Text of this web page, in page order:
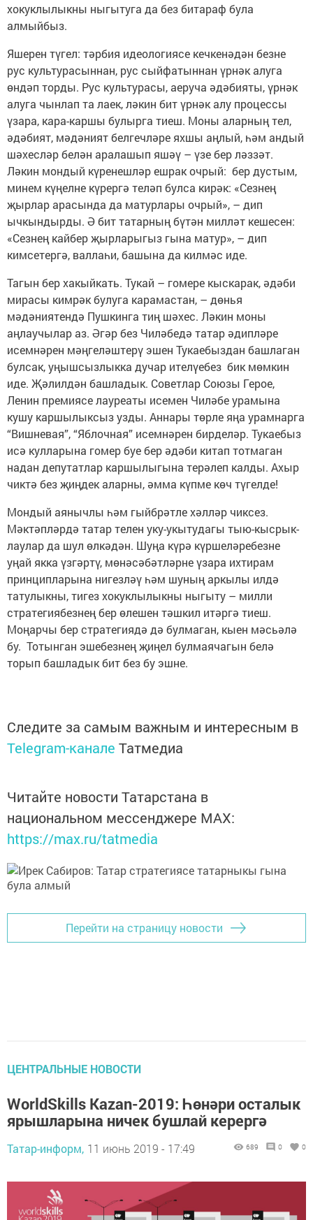
хокуклылыкны ныгытуга да без битараф була
алмыйбыз.
Яшерен түгел: тәрбия идеологиясе кечкенәдән безне
рус культурасыннан, рус сыйфатыннан үрнәк алуга
өндәп торды. Рус культурасы, аеруча әдәбияты, үрнәк
алуга чынлап та лаек, ләкин бит үрнәк алу процессы
үзара, кара-каршы булырга тиеш. Моны аларның тел,
әдәбият, мәдәният белгечләре яхшы аңлый, һәм андый
шәхесләр белән аралашып яшәү – үзе бер ләззәт.
Ләкин мондый күренеш­ләр ешрак очрый: бер дустым,
минем күңелне күрергә теләп булса кирәк: «Сезнең
җырлар арасында да матурлары очрый», – дип
ычкындырды. Ә бит татарның бүтән милләт кешесен:
«Сезнең кайбер җырларыгыз гына матур», – дип
кимсетергә, валлаһи, башына да килмәс иде.
Тагын бер хакыйкать. Тукай – гомере кыскарак, әдәби
мирасы кимрәк булуга карамастан, – дөнья
мәдәниятендә Пушкинга тиң шәхес. Ләкин моны
аңлаучылар аз. Әгәр без Чиләбедә татар әдипләре
исемнәрен мәңгеләштерү эшен Тукаебыздан башлаган
булсак, уңышсызлыкка дучар ителүебез бик мөмкин
иде. Җәлилдән башладык. Советлар Союзы Герое,
Ленин премиясе лауреаты исемен Чиләбе урамына
кушу каршылыксыз узды. Аннары төрле яңа урамнарга
“Вишневая”, “Яблочная” исемнәрен бирделәр. Тукаебыз
исә кулларына гомер буе бер әдәби китап тотмаган
надан депутатлар каршылыгына терәлеп калды. Ахыр
чиктә без җиңдек аларны, әмма күпме көч түгелде!
Мондый аянычлы һәм гыйб­рәтле хәлләр чиксез.
Мәктәп­ләрдә татар телен уку-укытудагы тыю-кысрык­
лаулар да шул өлкәдән. Шуңа күрә күршеләребезне
уңай якка үзгәртү, мөнәсәбәтләрне үзара ихтирам
принципларына нигезләү һәм шуның аркылы илдә
татулыкны, тигез хокуклылыкны ныгыту – милли
стратегиябезнең бер өлешен тәшкил итәргә тиеш.
Моңарчы бер стратегиядә дә булмаган, кыен мәсьәлә
бу. Тотынган эшебезнең җиңел булмаячагын белә
торып башладык бит без бу эшне.
Следите за самым важным и интересным в
Telegram-канале Татмедиа
Читайте новости Татарстана в
национальном мессенджере MАХ:
https://max.ru/tatmedia
Перейти на страницу новости
ЦЕНТРАЛЬНЫЕ НОВОСТИ
WorldSkills Kazan-2019: Һөнәри осталык
ярышларына ничек бушлай керергә
Татар-информ, 11 июнь 2019 - 17:49 689 0 0